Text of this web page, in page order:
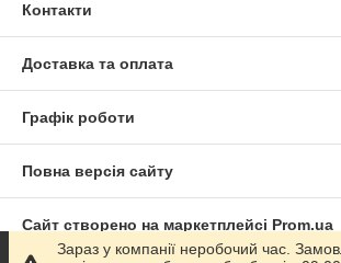
Контакти
Доставка та оплата
Графік роботи
Повна версія сайту
Сайт створено на маркетплейсі Prom.ua
Зараз у компанії неробочий час.